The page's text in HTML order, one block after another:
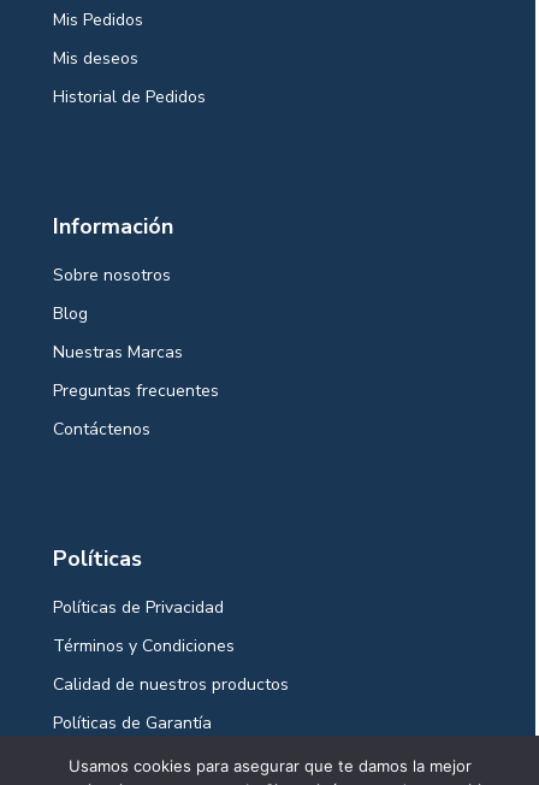
Mis Pedidos
Mis deseos
Historial de Pedidos
Información
Sobre nosotros
Blog
Nuestras Marcas
Preguntas frecuentes
Contáctenos
Políticas
Políticas de Privacidad
Términos y Condiciones
Calidad de nuestros productos
Políticas de Garantía
Políticas Ventas y Envíos
Usamos cookies para asegurar que te damos la mejor